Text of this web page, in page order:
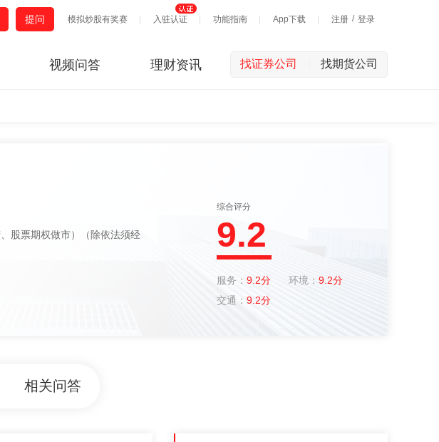
模拟炒股有奖赛 入驻认证 功能指南 App下载 注册 / 登录
提问
视频问答 理财资讯 找证券公司 找期货公司
综合评分
9.2
服务： 9.2分 环境： 9.2分
交通： 9.2分
相关问答